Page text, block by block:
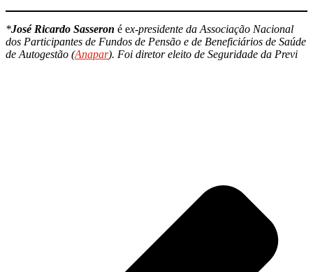
*José Ricardo Sasseron é ex-presidente da Associação Nacional
dos Participantes de Fundos de Pensão e de Beneficiários de Saúde
de Autogestão (Anapar). Foi diretor eleito de Seguridade da Previ